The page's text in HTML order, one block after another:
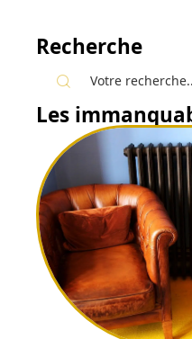
Recherche
Les